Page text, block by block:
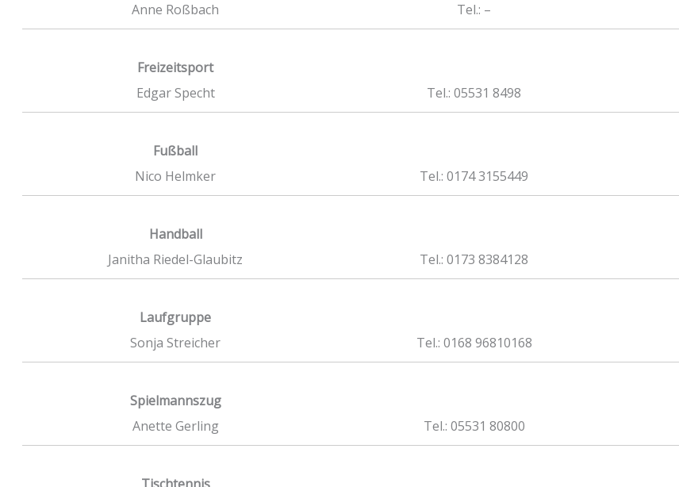
Anne Roßbach
Tel.: –
Freizeitsport
Edgar Specht
Tel.: 05531 8498
Fußball
Nico Helmker
Tel.: 0174 3155449
Handball
Janitha Riedel-Glaubitz
Tel.: 0173 8384128
Laufgruppe
Sonja Streicher
Tel.: 0168 96810168
Spielmannszug
Anette Gerling
Tel.: 05531 80800